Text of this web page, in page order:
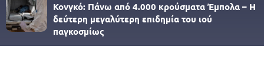
Κονγκό: Πάνω από 4.000 κρούσματα Έμπολα – Η
δεύτερη μεγαλύτερη επιδημία του ιού
παγκοσμίως